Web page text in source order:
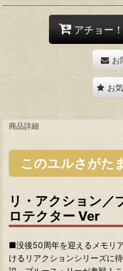
アチョー
お
お
商品詳細
このユルさがた
リ・アクション／
ロテクター Ver
■没後50周年を迎えるメモリ
けるリアクションシリーズに